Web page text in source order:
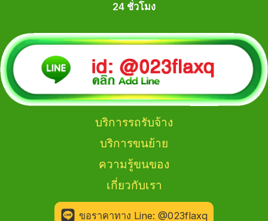
24 ชั่วโมง
บริการรถรับจ้าง
บริการขนย้าย
ความรู้ขนของ
เกี่ยวกับเรา
ขอราคาทาง Line: @023flaxq